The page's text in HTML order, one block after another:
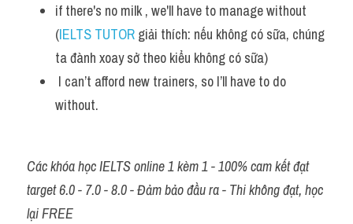
if there's no milk , we'll have to manage without
(IELTS TUTOR giải thích: nếu không có sữa, chúng
ta đành xoay sở theo kiểu không có sữa)
I can’t afford new trainers, so I’ll have to do
without.
Các khóa học IELTS online 1 kèm 1 - 100% cam kết đạt
target 6.0 - 7.0 - 8.0 - Đảm bảo đầu ra - Thi không đạt, học
lại FREE